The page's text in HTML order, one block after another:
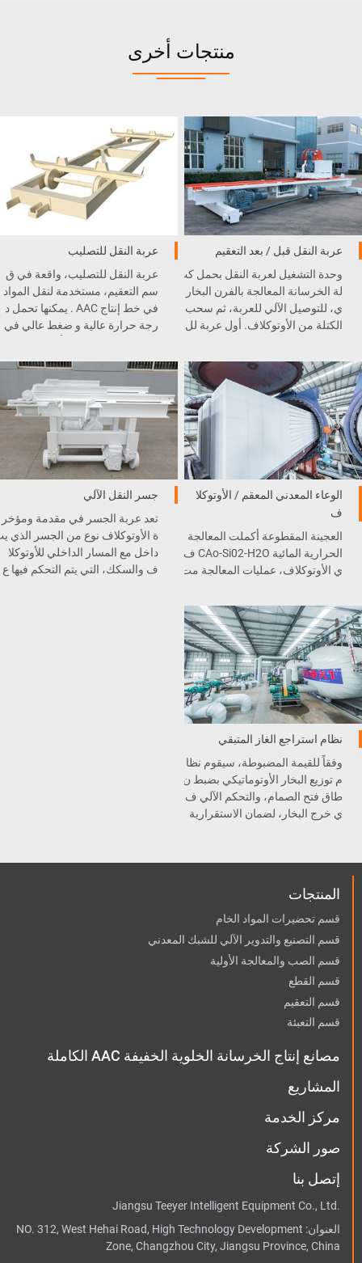
منتجات أخرى
عربة النقل قبل / بعد التعقيم
وحدة التشغيل لعربة النقل بحمل كت
لة الخرسانة المعالجة بالفرن البخار
ي، للتوصيل الآلي للعربة، ثم سحب
الكتلة من الأوتوكلاف. أول عربة لل
ف من وحدة التشغيل، ومن ثم نقل
بواسطة عربة النقل لسكة الاسترج
اع، منطقة التحميل.
عربة النقل للتصليب
عربة النقل للتصليب، واقعة في ق
سم التعقيم، مستخدمة لنقل المواد
في خط إنتاج AAC . يمكنها تحمل د
رجة حرارة عالية و ضغط عالي في
الوعاء المعدني المعقم / الأوتوكلا
ف
العجينة المقطوعة أكملت المعالجة
الحرارية المائية CAo-Si02-H2O ف
ي الأوتوكلاف، عمليات المعالجة مت
ي – التسخين – درجة الحرارة الثا
بتة – التبريد، والمنتج النهائي. في ال
نهاية، إنتاج كتل أو الألواح الخرسانة
الخلوية الخفيفة AAC.
جسر النقل الآلي
تعد عربة الجسر في مقدمة ومؤخر
ة الأوتوكلاف نوع من الجسر الذي
داخل مع المسار الداخلي للأوتوكلا
ف والسكك، التي يتم التحكم فيها ع
نظام استراجع الغاز المتبقي
وفقاً للقيمة المضبوطة، سيقوم نظا
م توزيع البخار الأوتوماتيكي بضبط ن
طاق فتح الصمام، والتحكم الآلي ف
ي خرج البخار، لضمان الاستقرارية
المنتجات
قسم تحضيرات المواد الخام
قسم التصنيع والتدوير الآلي للشبك المعدني
قسم الصب والمعالجة الأولية
قسم القطع
قسم التعقيم
قسم التعبئة
مصانع إنتاج الخرسانة الخلوية الخفيفة AAC الكاملة
المشاريع
مركز الخدمة
صور الشركة
إتصل بنا
Jiangsu Teeyer Intelligent Equipment Co., Ltd.
العنوان: NO. 312, West Hehai Road, High Technology Development
Zone, Changzhou City, Jiangsu Province, China